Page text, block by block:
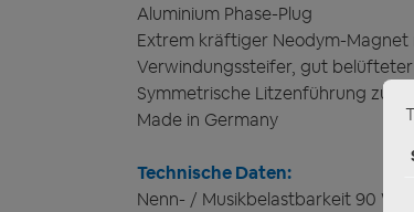
Aluminium Phase-Plug
Extrem kräftiger Neodym-
Verwindungssteifer, gut
Symmetrische Litzenführung zur
Made in Germany
Technische Daten:
Nenn- / Musikbelastbarkeit 90